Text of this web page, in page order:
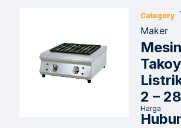
Category
Maker
Mesin
2 –
Harga